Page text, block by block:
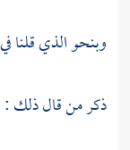
وبنحو الذي قلنا
ذكر من قال ذلك :